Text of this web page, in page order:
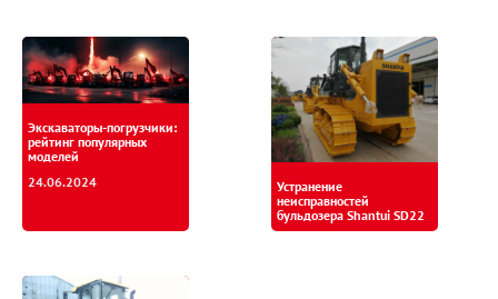
Экскаваторы-погрузчики:
рейтинг популярных
моделей
24.06.2024
Устранение
неисправностей
бульдозера Shantui SD22